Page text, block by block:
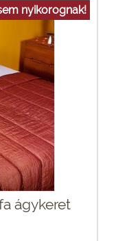
nyikorognak!
ágykeret